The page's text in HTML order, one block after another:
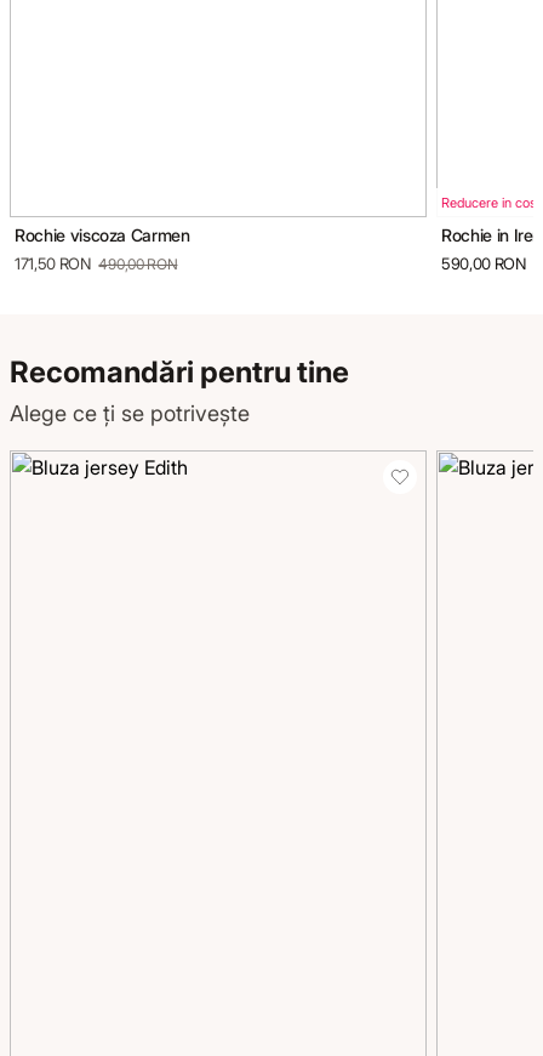
Rochie viscoza Carmen
171,50 RON 490,00 RON
Reducere in cos
Rochie in
590,00 RON
Recomandări pentru tine
Alege ce ți se potrivește